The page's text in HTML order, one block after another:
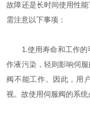
故障还是长时间使用性
需注意以下事项：
1.使用寿命和工作的
作液污染，轻则影响伺
阀不能工作。因此，用
视。故使用伺服阀的系统